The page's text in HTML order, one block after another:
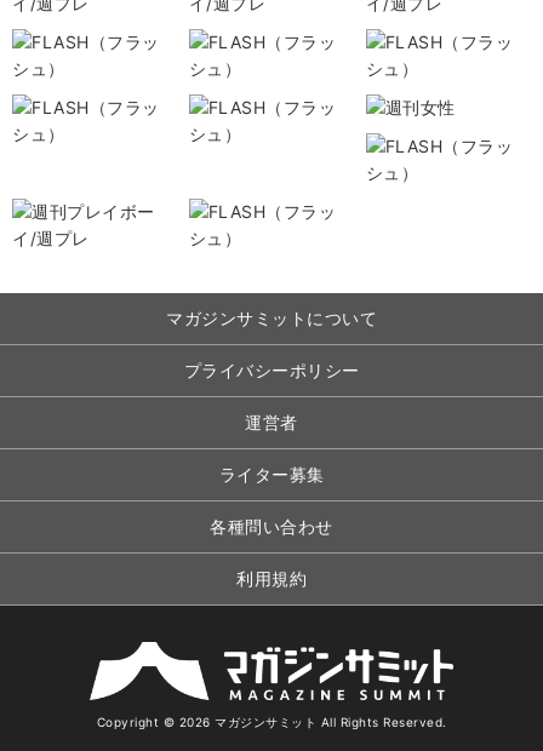
マガジンサミットについて
プライバシーポリシー
運営者
ライター募集
各種問い合わせ
利用規約
Copyright © 2026 マガジンサミット All Rights Reserved.